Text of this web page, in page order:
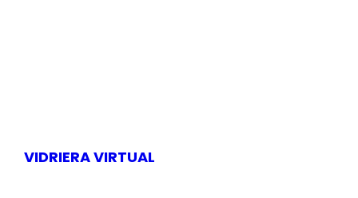
VIDRIERA VIRTUAL